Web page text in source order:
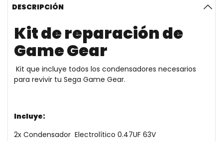
DESCRIPCIÓN
Kit de reparación de
Game Gear
Kit que incluye todos los condensadores necesarios
para revivir tu Sega Game Gear.
Incluye:
2x Condensador Electrolítico 0.47UF 63V